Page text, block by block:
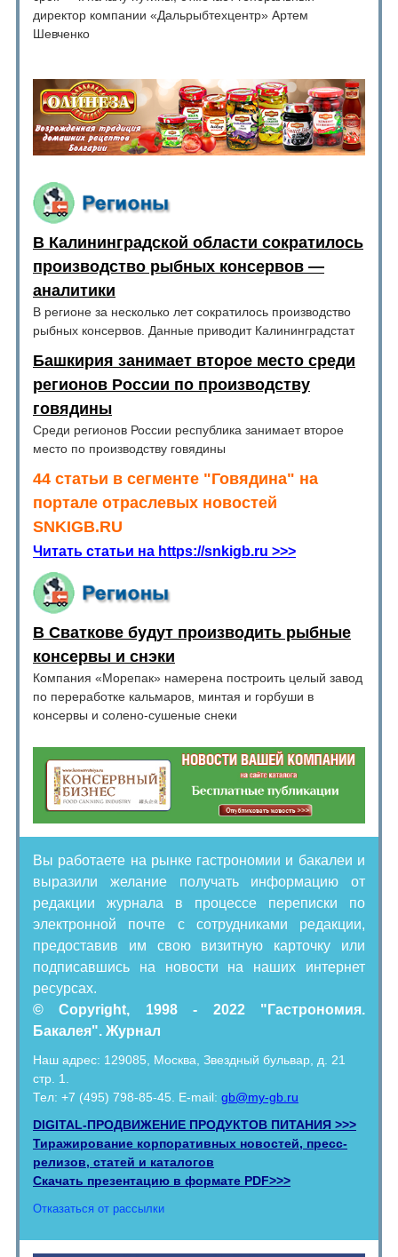
директор компании «Дальрыбтехцентр» Артем
Шевченко
В Калининградской области сократилось
производство рыбных консервов —
аналитики
В регионе за несколько лет сократилось производство
рыбных консервов. Данные приводит Калининградстат
Башкирия занимает второе место среди
регионов России по производству
говядины
Среди регионов России республика занимает второе
место по производству говядины
44 статьи в сегменте "Говядина" на
портале отраслевых новостей
SNKIGB.RU
Читать статьи на https://snkigb.ru >>>
В Сваткове будут производить рыбные
консервы и снэки
Компания «Морепак» намерена построить целый завод
по переработке кальмаров, минтая и горбуши в
консервы и солено-сушеные снеки
Вы работаете на рынке гастрономии и бакалеи и
выразили желание получать информацию от
редакции журнала в процессе переписки по
электронной почте с сотрудниками редакции,
предоставив им свою визитную карточку или
подписавшись на новости на наших интернет
ресурсах.
© Copyright, 1998 - 2022 "Гастрономия.
Бакалея". Журнал
Наш адрес: 129085, Москва, Звездный бульвар, д. 21
стр. 1.
Тел: +7 (495) 798-85-45. E-mail: gb@my-gb.ru
DIGITAL-ПРОДВИЖЕНИЕ ПРОДУКТОВ ПИТАНИЯ >>>
Тиражирование корпоративных новостей, пресс-
релизов, статей и каталогов
Скачать презентацию в формате PDF>>>
Отказаться от рассылки